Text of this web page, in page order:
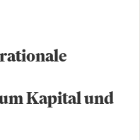
rationale
Kapital und